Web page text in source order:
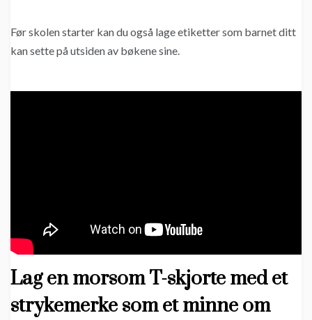
Før skolen starter kan du også lage etiketter som barnet ditt
kan sette på utsiden av bøkene sine.
Lag en morsom T-skjorte med et
strykemerke som et minne om